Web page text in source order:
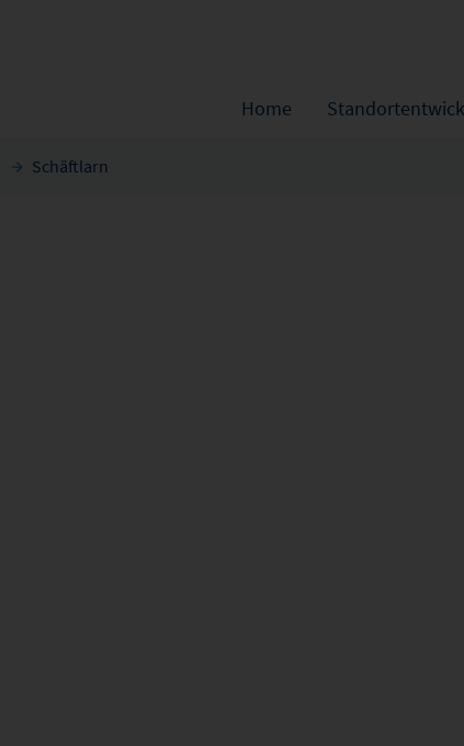
Home
Schäftlarn